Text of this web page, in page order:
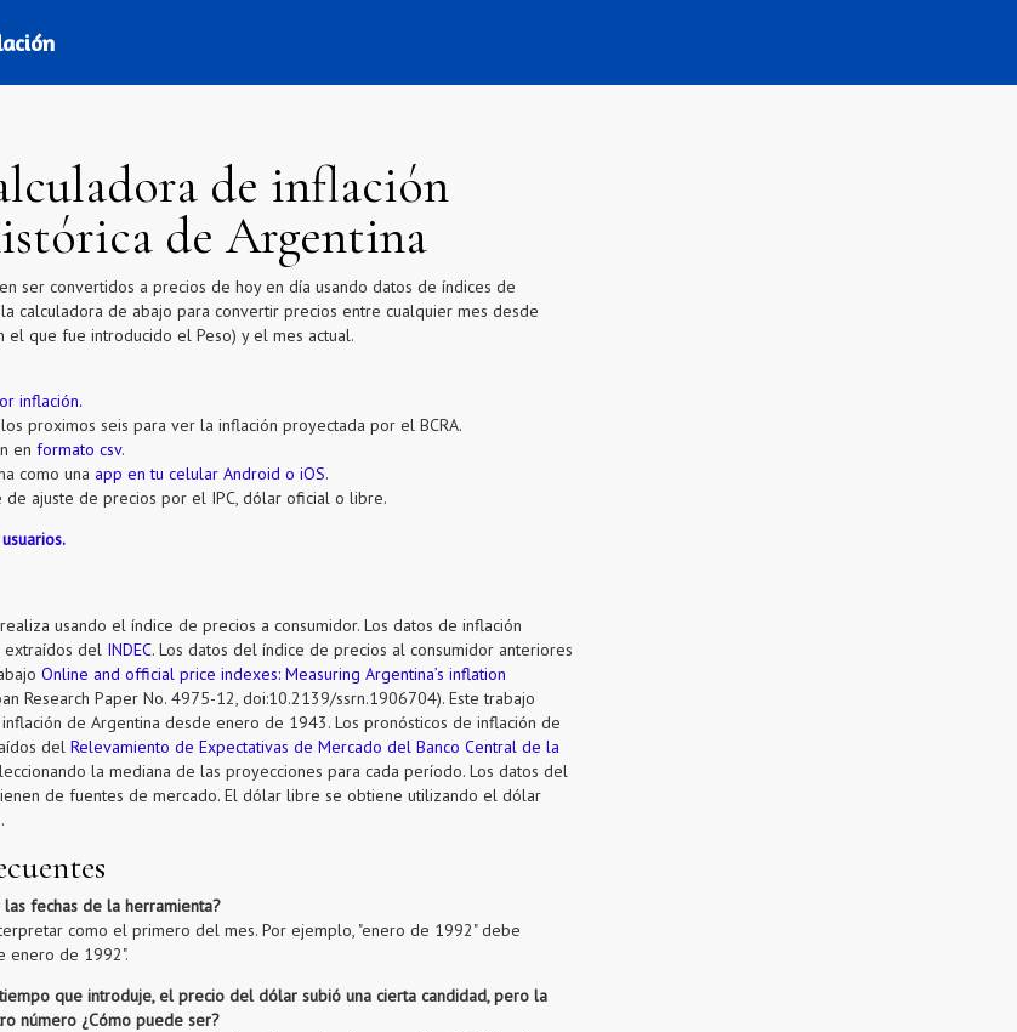
de inflación
de Argentina
ser convertidos a precios de hoy en día usando datos de índices de
calculadora de abajo para convertir precios entre cualquier mes desde
que fue introducido el Peso) y el mes actual.
inflación.
proximos seis para ver la inflación proyectada por el BCRA.
en formato csv.
como una app en tu celular Android o iOS.
de ajuste de precios por el IPC, dólar oficial o libre.
usando el índice de precios a consumidor. Los datos de inflación
extraídos del INDEC. Los datos del índice de precios al consumidor anteriores
Online and official price indexes: Measuring Argentina’s inflation
Research Paper No. 4975-12, doi:10.2139/ssrn.1906704). Este trabajo
de Argentina desde enero de 1943. Los pronósticos de inflación de
del Relevamiento de Expectativas de Mercado del Banco Central de la
la mediana de las proyecciones para cada período. Los datos del
de fuentes de mercado. El dólar libre se obtiene utilizando el dólar
fechas de la herramienta?
como el primero del mes. Por ejemplo, "enero de 1992" debe
enero de 1992".
que introduje, el precio del dólar subió una cierta candidad, pero la
número ¿Cómo puede ser?